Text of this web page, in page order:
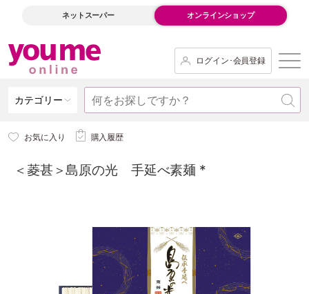
ネットスーパー オンラインショップ
ログイン･会員登録
カテゴリー
お気に入り 購入履歴
＜菱甚＞島原の光 手延べ素麺 *